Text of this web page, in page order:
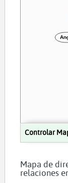
Controlar
Mapa de
relaciones